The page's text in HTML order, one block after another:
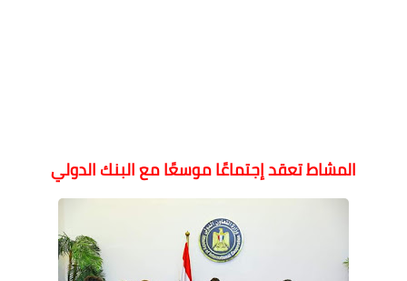
المشاط تعقد إجتماعًا موسعًا مع البنك الدولي